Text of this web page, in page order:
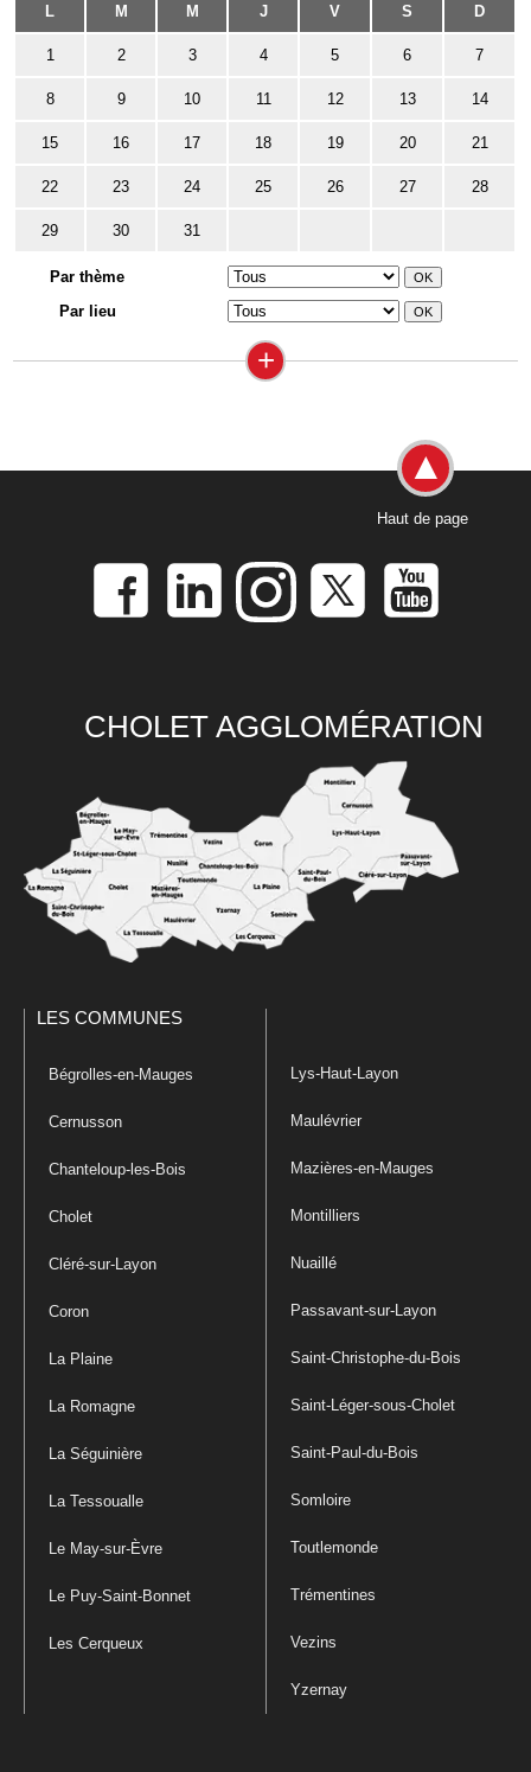
L M M J V S D
1 2 3 4 5 6 7
8 9 10 11 12 13 14
15 16 17 18 19 20 21
22 23 24 25 26 27 28
29 30 31
Par thème
Par lieu
+
Haut de page
CHOLET AGGLOMÉRATION
LES COMMUNES
Bégrolles-en-Mauges
Cernusson
Chanteloup-les-Bois
Cholet
Cléré-sur-Layon
Coron
La Plaine
La Romagne
La Séguinière
La Tessoualle
Le May-sur-Èvre
Le Puy-Saint-Bonnet
Les Cerqueux
Lys-Haut-Layon
Maulévrier
Mazières-en-Mauges
Montilliers
Nuaillé
Passavant-sur-Layon
Saint-Christophe-du-Bois
Saint-Léger-sous-Cholet
Saint-Paul-du-Bois
Somloire
Toutlemonde
Trémentines
Vezins
Yzernay